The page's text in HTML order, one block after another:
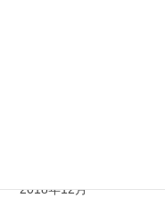
2018年12月